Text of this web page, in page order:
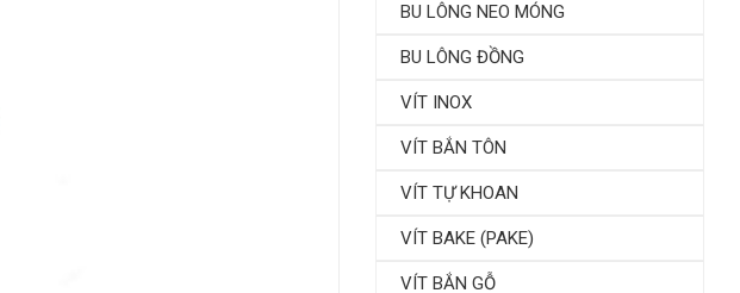
BU LÔNG NEO MÓNG
BU LÔNG ĐỒNG
VÍT INOX
VÍT BẮN TÔN
VÍT TỰ KHOAN
VÍT BAKE (PAKE)
VÍT BẮN GỖ